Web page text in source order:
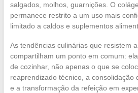
salgados, molhos, guarnições. O
permanece restrito a um uso mais
limitado a caldos e suplementos
As tendências culinárias que resistem
compartilham um ponto em comum:
de cozinhar, não apenas o que se
reaprendizado técnico, a consolidação
e a transformação da refeição em